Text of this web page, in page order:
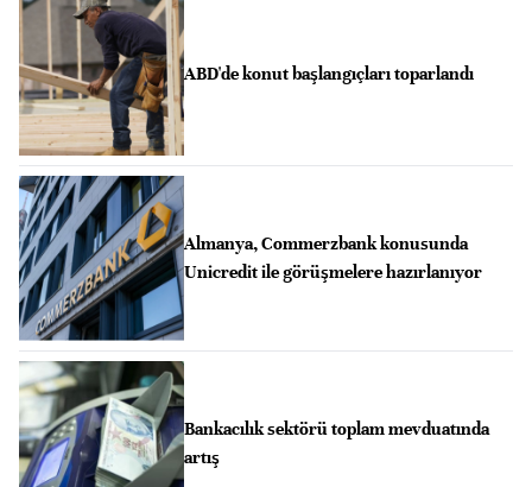
ABD'de konut başlangıçları toparlandı
Almanya, Commerzbank konusunda
Unicredit ile görüşmelere hazırlanıyor
Bankacılık sektörü toplam mevduatında
artış